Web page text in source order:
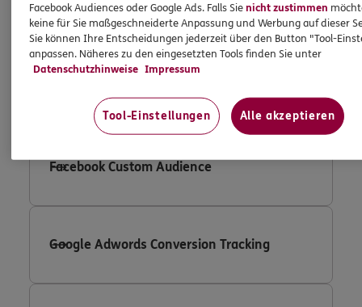
Fullstory
Facebook Custom Audience
Google Adwords Conversion Tracking
Facebook Audiences oder Google Ads. Falls Sienicht zustimmen
keine für Sie maßgeschneiderte Anpassung und Werbung auf dieser
Sie können Ihre Entscheidungen jederzeit über den Button "Tool-
anpassen. Näheres zu den eingesetzten Tools finden Sie unter
Datenschutzhinweise Impressum
Tool-Einstellungen Alle akzeptieren